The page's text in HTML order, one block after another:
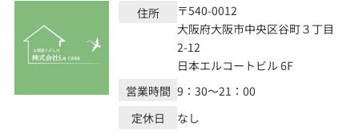
住所
〒540-0012
大阪府大阪市中央区谷町３丁目
2-12
日本エルコートビル 6F
営業時間 9：30～21：00
定休日
なし